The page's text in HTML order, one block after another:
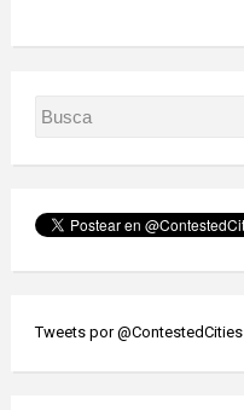
Tweets por @ContestedCities